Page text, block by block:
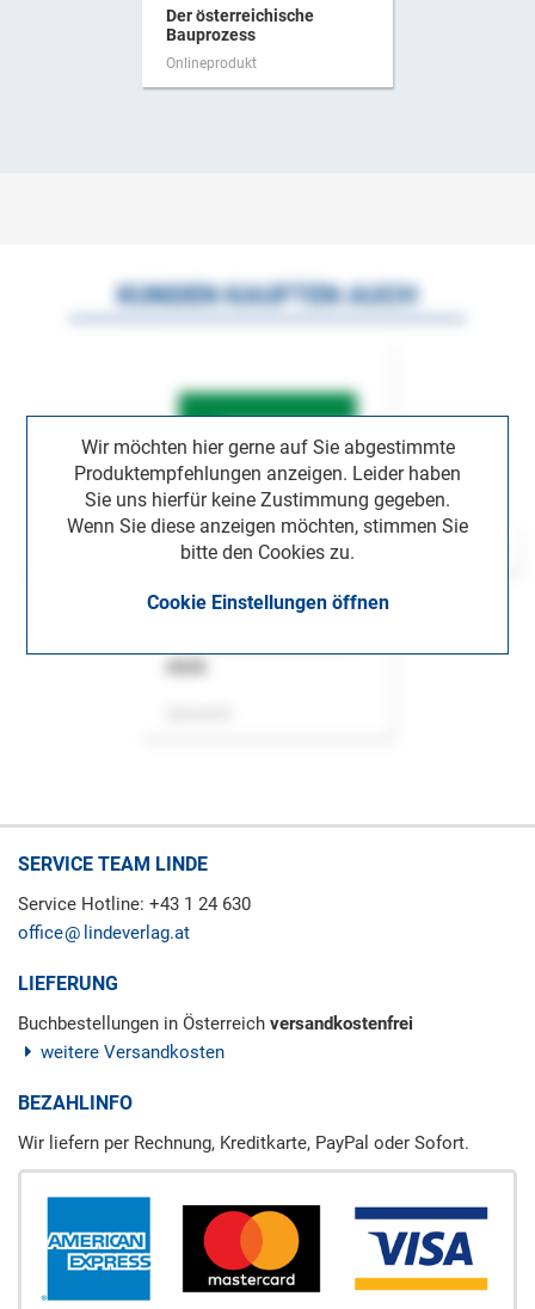
Der österreichische
Bauprozess
Onlineprodukt
Wir möchten hier gerne auf Sie abgestimmte
Produktempfehlungen anzeigen. Leider haben
Sie uns hierfür keine Zustimmung gegeben.
Wenn Sie diese anzeigen möchten, stimmen Sie
bitte den Cookies zu.
Cookie Einstellungen öffnen
KUNDEN KAUFTEN AUCH
SERVICE TEAM LINDE
Service Hotline: +43 1 24 630
office
lindeverlag.at
LIEFERUNG
Buchbestellungen in Österreich versandkostenfrei
weitere Versandkosten
BEZAHLINFO
Wir liefern per Rechnung, Kreditkarte, PayPal oder Sofort.